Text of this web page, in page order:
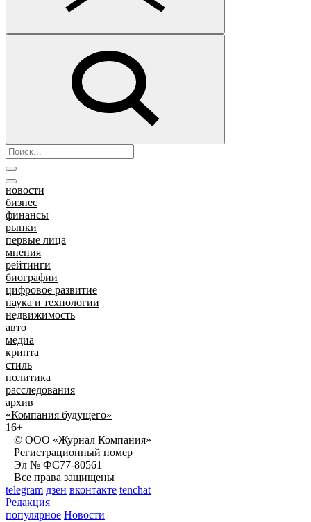
новости
бизнес
финансы
рынки
первые лица
мнения
рейтинги
биографии
цифровое развитие
наука и технологии
недвижимость
авто
медиа
крипта
стиль
политика
расследования
архив
«Компания будущего»
16+
© ООО «Журнал Компания»
Регистрационный номер
Эл № ФС77-80561
Все права защищены
telegram дзен вконтакте tenchat
Редакция
популярное Новости